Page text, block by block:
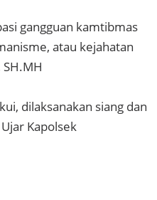
gangguan kamtibmas
atau kejahatan
dilaksanakan siang dan
Kapolsek